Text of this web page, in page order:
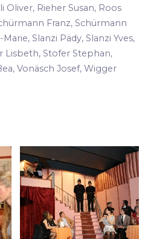
Oliver, Rieher Susan, Roos
Franz, Schürmann
Slanzi Pädy, Slanzi Yves,
Lisbeth, Stofer Stephan,
Vonäsch Josef, Wigger